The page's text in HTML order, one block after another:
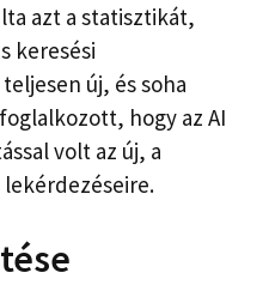
azt a statisztikát,
keresési
új, és soha
hogy az AI
volt az új, a